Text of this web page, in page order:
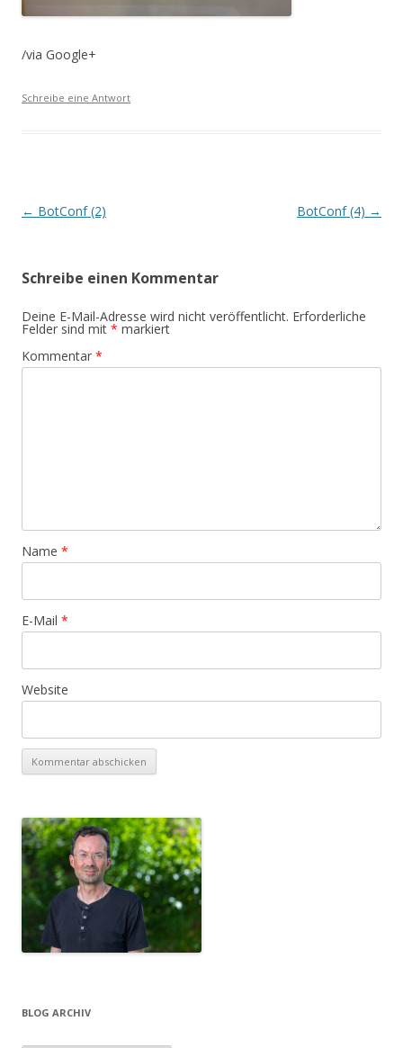
/via Google+
Schreibe eine Antwort
Beitrags-
← BotConf (2) BotConf (4) →
Schreibe einen Kommentar
Deine E-Mail-Adresse wird nicht veröffentlicht. Erforderliche
Felder sind mit * markiert
Kommentar *
Name *
E-Mail *
Website
BLOG ARCHIV